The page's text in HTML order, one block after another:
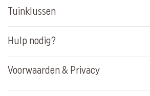
Tuinklussen
Hulp nodig?
Voorwaarden & Privacy